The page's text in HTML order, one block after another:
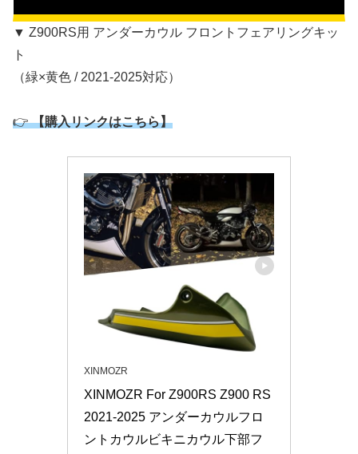
▼ Z900RS用 アンダーカウル フロントフェアリングキッ
ト
（緑×黄色 / 2021-2025対応）
👉【購入リンクはこちら】
XINMOZR
XINMOZR For Z900RS Z900 RS
2021-2025 アンダーカウルフロ
ントカウルビキニカウル下部フ